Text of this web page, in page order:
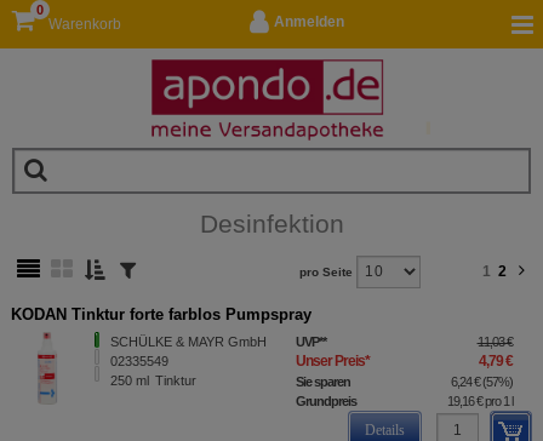
Anmelden
Warenkorb
0
Desinfektion
pro Seite 1 2
KODAN Tinktur forte farblos Pumpspray
SCHÜLKE & MAYR GmbH
02335549
250 ml Tinktur
UVP** 11,03 €
Unser Preis* 4,79 €
Sie sparen 6,24 € (57%)
Grundpreis
19,16 €pro 1 l
Details